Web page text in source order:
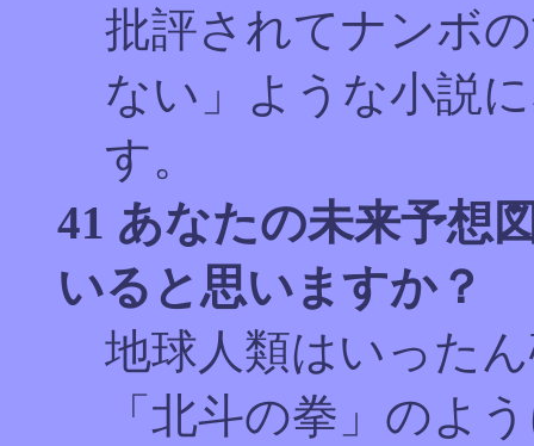
批評されてナンボ
ない」ような小説
す。
41 あなたの未来予想
いると思いますか？
地球人類はいった
「北斗の拳」のよ